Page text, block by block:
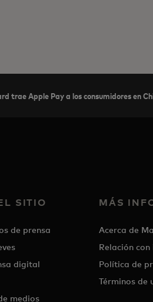
trae Apple Pay a los consumidores en
SITIO
de prensa
digital
medios
MÁS
Acerca de
Relación
Política de
Términos de